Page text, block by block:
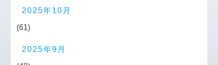
2025年10月
(61)
2025年9月